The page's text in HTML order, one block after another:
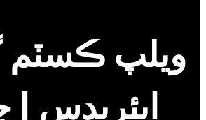
ويلپ ڪسٽم
ايئربڊس |